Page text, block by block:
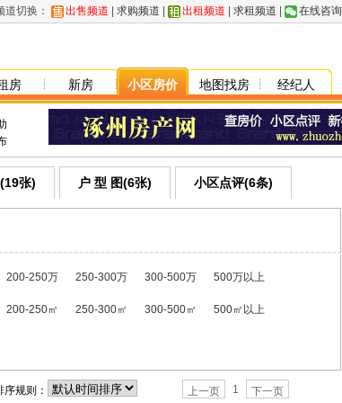
道切换： 出售频道 求购频道 出租频道 求租频道 在线咨询
房 新房 小区房价 地图找房 经纪人
张) 户 型 图(6张) 小区点评(6条)
200-250万 250-300万 300-500万 500万以上
200-250㎡ 250-300㎡ 300-500㎡ 500㎡以上
序规则： 上一页 1 下一页